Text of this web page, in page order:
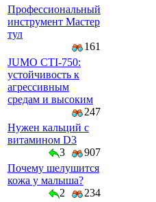
Профессиональный
инструмент Мастер
тул
161
JUMO CTI-750:
устойчивость к
агрессивным
средам и высоким
247
Нужен кальций с
витамином D3
3
907
Почему шелушится
кожа у малыша?
2
234